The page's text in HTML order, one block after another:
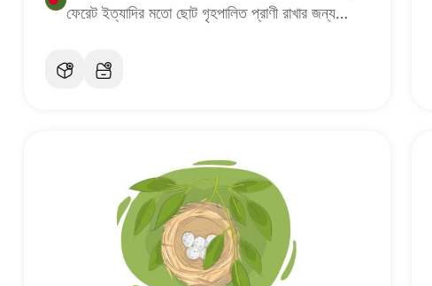
ফেরেট ইত্যাদির মতো ছোট গৃহপালিত প্রাণী রাখার জন্য